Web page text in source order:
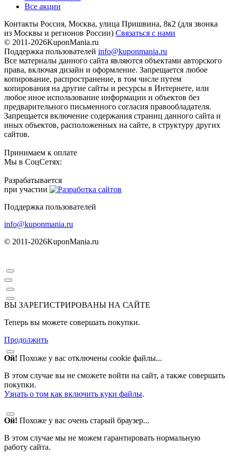
Все акции
Контакты Россия, Москва, улица Пришвина, 8к2 (для звонка
из Москвы и регионов России) Связаться с нами
© 2011-2026KuponMania.ru
Поддержка пользователей info@kuponmania.ru
Все материалы данного сайта являются объектами авторского
права, включая дизайн и оформление. Запрещается любое
копирование, распространение, в том числе путем
копирования на другие сайты и ресурсы в Интернете, или
любое иное использование информации и объектов без
предварительного письменного согласия правообладателя.
Запрещается включение содержания страниц данного сайта и
иных объектов, расположенных на сайте, в структуру других
сайтов.
Принимаем к оплате
Мы в СоцСетях:
Разрабатывается
при участии
Поддержка пользователей
info@kuponmania.ru
© 2011-2026KuponMania.ru
ВЫ ЗАРЕГИСТРИРОВАНЫ НА САЙТЕ
Теперь вы можете совершать покупки.
Продолжить
Ой! Похоже у вас отключены cookie файлы...
В этом случае вы не сможете войти на сайт, а также совершать
покупки.
Узнать о том как включить куки файлы.
Ой! Похоже у вас очень старый браузер...
В этом случае мы не можем гарантировать нормальную
работу сайта.